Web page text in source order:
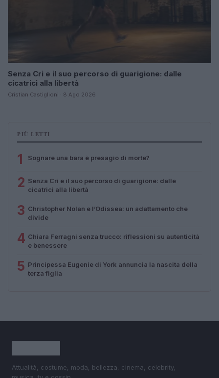
Senza Cri e il suo percorso di guarigione: dalle
cicatrici alla libertà
Cristian Castiglioni · 8 Ago 2026
PIÙ LETTI
1 Sognare una bara è presagio di morte?
2 Senza Cri e il suo percorso di guarigione: dalle
cicatrici alla libertà
3 Christopher Nolan e l’Odissea: un adattamento che
divide
4 Chiara Ferragni senza trucco: riflessioni su autenticità
e benessere
5 Principessa Eugenie di York annuncia la nascita della
terza figlia
Attualità, costume, moda, bellezza, cinema, celebrity,